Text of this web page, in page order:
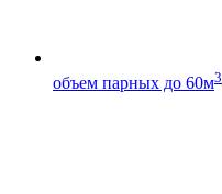
объем парных до 60м3